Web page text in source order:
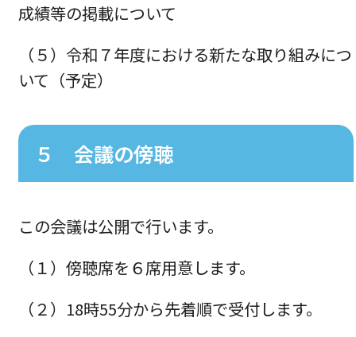
成績等の掲載について
（５）令和７年度における新たな取り組みにつ
いて（予定）
５ 会議の傍聴
この会議は公開で行います。
（１）傍聴席を６席用意します。
（２）18時55分から先着順で受付します。